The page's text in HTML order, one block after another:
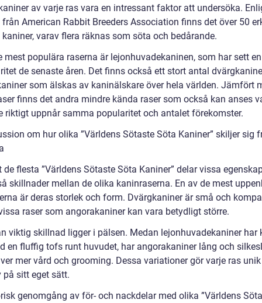
av varje ras vara en intressant faktor att undersöka.
American Rabbit Breeders Association finns det över 50
kaniner, varav flera räknas som söta och bedårande.
mest populära raserna är lejonhuvadekaninen, som har sett
de senaste åren. Det finns också ett stort antal
som älskas av kaninälskare över hela världen. Jämfört
finns det andra mindre kända raser som också kan anses
riktigt uppnår samma popularitet och antalet förekomster.
om hur olika ”Världens Sötaste Söta Kaniner” skiljer sig
de flesta ”Världens Sötaste Söta Kaniner” delar vissa
skillnader mellan de olika kaninraserna. En av de mest
är deras storlek och form. Dvärgkaniner är små och
raser som angorakaniner kan vara betydligt större.
viktig skillnad ligger i pälsen. Medan lejonhuvadekaniner har
en fluffig tofs runt huvudet, har angorakaniner lång och
mer vård och grooming. Dessa variationer gör varje ras
på sitt eget sätt.
genomgång av för- och nackdelar med olika ”Världens